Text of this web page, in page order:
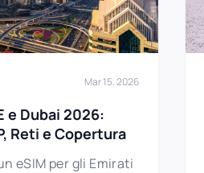
Mar 15, 2026
e Dubai 2026:
Reti e Copertura
eSIM per gli Emirati